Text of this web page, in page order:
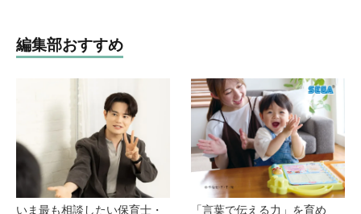
編集部おすすめ
いま最も相談したい保育士・
「言葉で伝える力」を育め